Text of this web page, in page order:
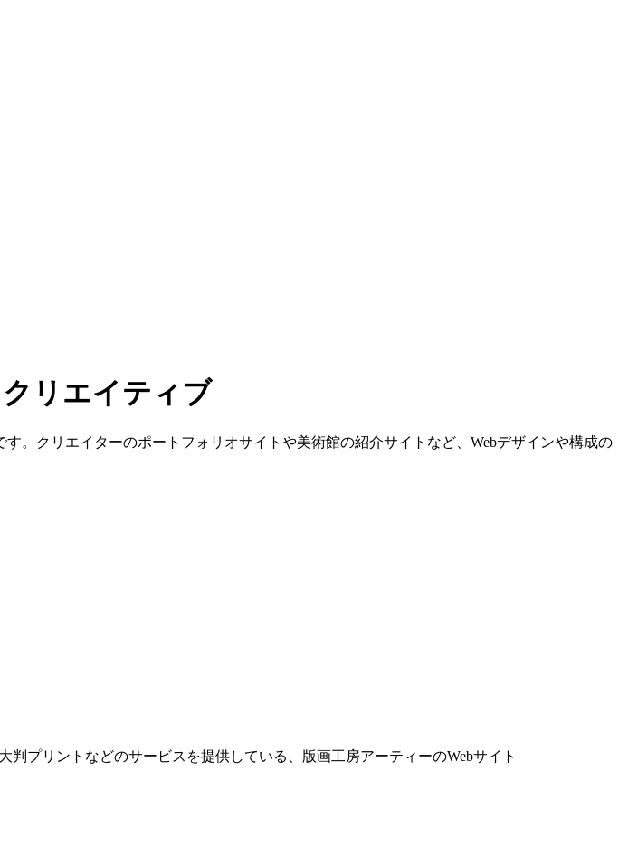
リエイティブ
。クリエイターのポートフォリオサイトや美術館の紹介サイトなど、Webデザインや構成の
プリントなどのサービスを提供している、版画工房アーティーのWebサイト